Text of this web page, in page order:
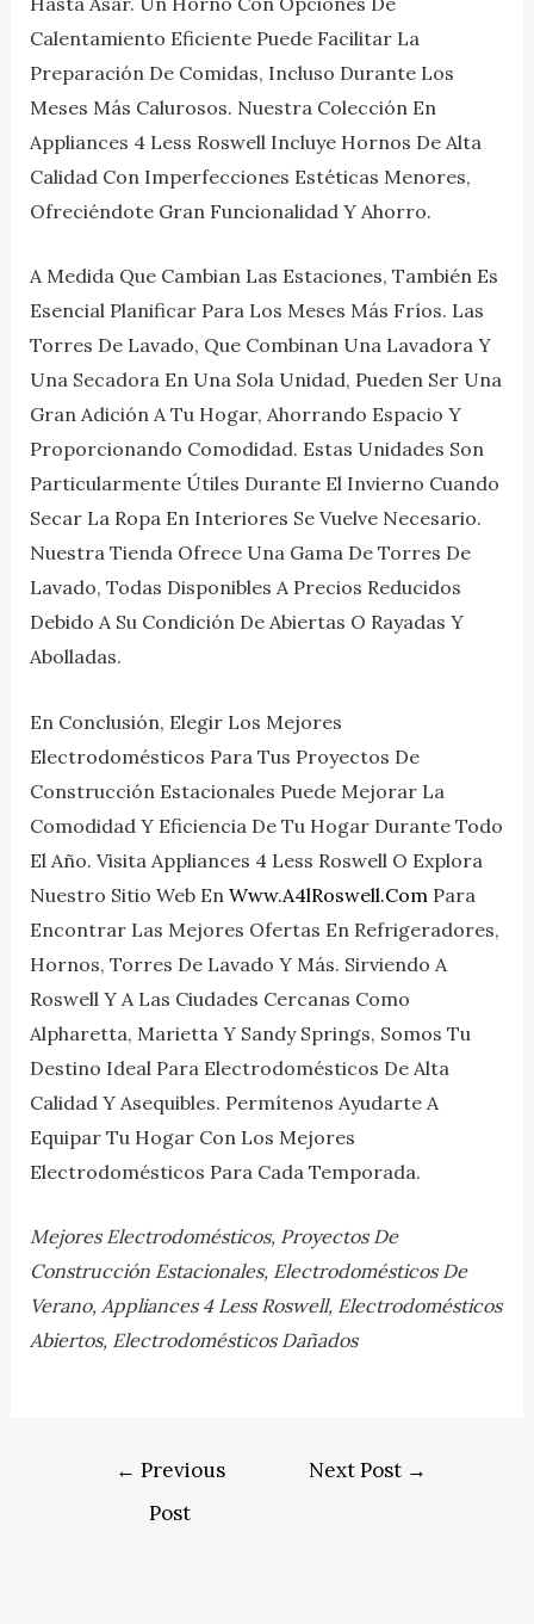
Calentamiento Eficiente Puede Facilitar La
Preparación De Comidas, Incluso Durante Los
Meses Más Calurosos. Nuestra Colección En
Appliances 4 Less Roswell Incluye Hornos De Alta
Calidad Con Imperfecciones Estéticas Menores,
Ofreciéndote Gran Funcionalidad Y Ahorro.
A Medida Que Cambian Las Estaciones, También Es
Esencial Planificar Para Los Meses Más Fríos. Las
Torres De Lavado, Que Combinan Una Lavadora Y
Una Secadora En Una Sola Unidad, Pueden Ser Una
Gran Adición A Tu Hogar, Ahorrando Espacio Y
Proporcionando Comodidad. Estas Unidades Son
Particularmente Útiles Durante El Invierno Cuando
Secar La Ropa En Interiores Se Vuelve Necesario.
Nuestra Tienda Ofrece Una Gama De Torres De
Lavado, Todas Disponibles A Precios Reducidos
Debido A Su Condición De Abiertas O Rayadas Y
Abolladas.
En Conclusión, Elegir Los Mejores
Electrodomésticos Para Tus Proyectos De
Construcción Estacionales Puede Mejorar La
Comodidad Y Eficiencia De Tu Hogar Durante Todo
El Año. Visita Appliances 4 Less Roswell O Explora
Nuestro Sitio Web En Www.a4lRoswell.com Para
Encontrar Las Mejores Ofertas En Refrigeradores,
Hornos, Torres De Lavado Y Más. Sirviendo A
Roswell Y A Las Ciudades Cercanas Como
Alpharetta, Marietta Y Sandy Springs, Somos Tu
Destino Ideal Para Electrodomésticos De Alta
Calidad Y Asequibles. Permítenos Ayudarte A
Equipar Tu Hogar Con Los Mejores
Electrodomésticos Para Cada Temporada.
Mejores Electrodomésticos, Proyectos De
Construcción Estacionales, Electrodomésticos De
Verano, Appliances 4 Less Roswell, Electrodomésticos
Abiertos, Electrodomésticos Dañados
← Previous
Post
Next Post →